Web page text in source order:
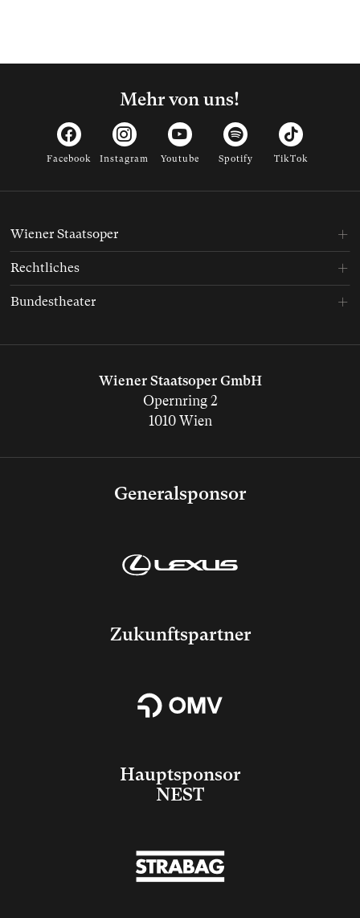
Mehr von uns!
Facebook Instagram Youtube Spotify TikTok
Generalsponsor
Zukunftspartner
Hauptsponsor
NEST
Wiener Staatsoper GmbH
Opernring 2
1010 Wien
Wiener Staatsoper
Rechtliches
Bundestheater